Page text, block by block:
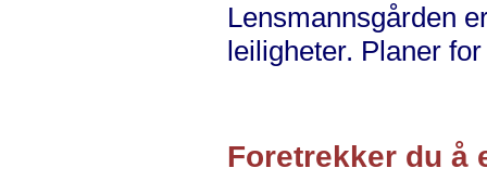
Lensmannsgården
leiligheter. Planer
Foretrekker du å